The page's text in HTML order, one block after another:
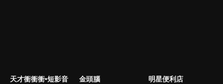
天才衝衝衝•短影音 金頭腦 明星便利店